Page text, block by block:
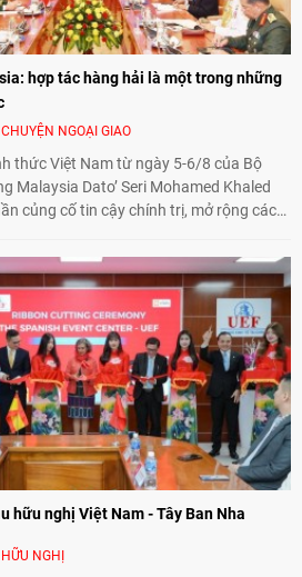
hợp tác hàng hải là một trong những
CHUYỆN NGOẠI GIAO
thức Việt Nam từ ngày 5-6/8 của Bộ
Malaysia Dato’ Seri Mohamed Khaled
củng cố tin cậy chính trị, mở rộng các
ngày càng thực chất.
hữu nghị Việt Nam - Tây Ban Nha
HỮU NGHỊ